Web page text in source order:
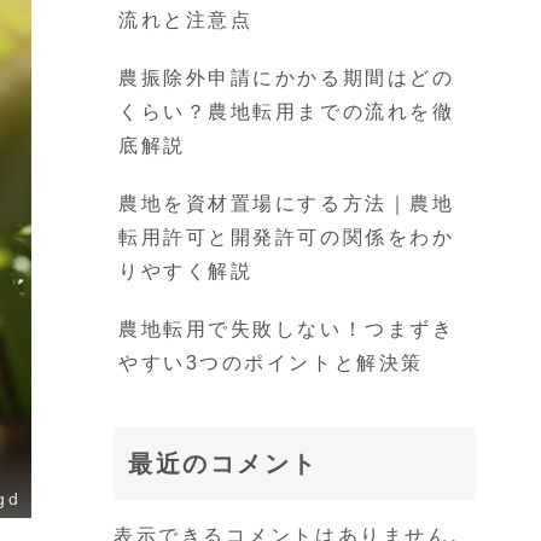
流れと注意点
農振除外申請にかかる期間はどの
くらい？農地転用までの流れを徹
底解説
農地を資材置場にする方法｜農地
転用許可と開発許可の関係をわか
りやすく解説
農地転用で失敗しない！つまずき
やすい3つのポイントと解決策
最近のコメント
表示できるコメントはありません。